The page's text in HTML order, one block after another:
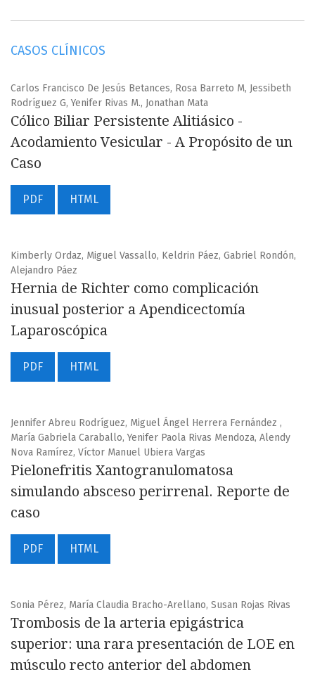
CASOS CLÍNICOS
Carlos Francisco De Jesús Betances, Rosa Barreto M, Jessibeth
Rodríguez G, Yenifer Rivas M., Jonathan Mata
Cólico Biliar Persistente Alitiásico -
Acodamiento Vesicular - A Propósito de un
Caso
PDF HTML
Kimberly Ordaz, Miguel Vassallo, Keldrin Páez, Gabriel Rondón,
Alejandro Páez
Hernia de Richter como complicación
inusual posterior a Apendicectomía
Laparoscópica
PDF HTML
Jennifer Abreu Rodríguez, Miguel Ángel Herrera Fernández ,
María Gabriela Caraballo, Yenifer Paola Rivas Mendoza, Alendy
Nova Ramírez, Víctor Manuel Ubiera Vargas
Pielonefritis Xantogranulomatosa
simulando absceso perirrenal. Reporte de
caso
PDF HTML
Sonia Pérez, María Claudia Bracho-Arellano, Susan Rojas Rivas
Trombosis de la arteria epigástrica
superior: una rara presentación de LOE en
músculo recto anterior del abdomen